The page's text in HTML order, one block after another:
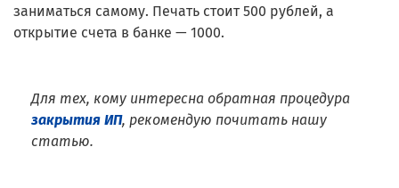
заниматься самому. Печать стоит 500 рублей, а
открытие счета в банке — 1000.
Для тех, кому интересна обратная процедура
закрытия ИП, рекомендую почитать нашу
статью.